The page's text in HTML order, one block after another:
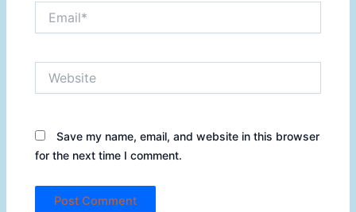
Save my name, email, and website in this browser
for the next time I comment.